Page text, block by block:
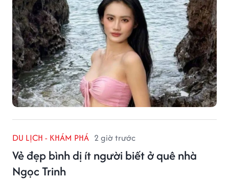
DU LỊCH - KHÁM PHÁ 2 giờ trước
Vẻ đẹp bình dị ít người biết ở quê nhà
Ngọc Trinh